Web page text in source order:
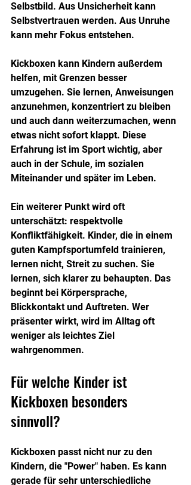
Selbstbild. Aus Unsicherheit kann
Selbstvertrauen werden. Aus Unruhe
kann mehr Fokus entstehen.
Kickboxen kann Kindern außerdem
helfen, mit Grenzen besser
umzugehen. Sie lernen, Anweisungen
anzunehmen, konzentriert zu bleiben
und auch dann weiterzumachen, wenn
etwas nicht sofort klappt. Diese
Erfahrung ist im Sport wichtig, aber
auch in der Schule, im sozialen
Miteinander und später im Leben.
Ein weiterer Punkt wird oft
unterschätzt: respektvolle
Konfliktfähigkeit. Kinder, die in einem
guten Kampfsportumfeld trainieren,
lernen nicht, Streit zu suchen. Sie
lernen, sich klarer zu behaupten. Das
beginnt bei Körpersprache,
Blickkontakt und Auftreten. Wer
präsenter wirkt, wird im Alltag oft
weniger als leichtes Ziel
wahrgenommen.
Für welche Kinder ist
Kickboxen besonders
sinnvoll?
Kickboxen passt nicht nur zu den
Kindern, die "Power" haben. Es kann
gerade für sehr unterschiedliche